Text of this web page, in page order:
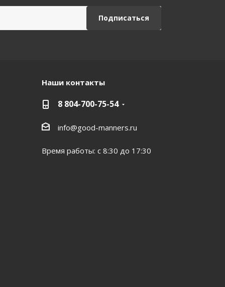
Наши контакты
8 804-700-75-54
info@good-manners.ru
Время работы: с 8:30 до 17:30